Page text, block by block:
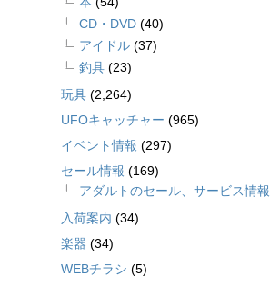
CD・DVD (40)
アイドル (37)
釣具 (23)
玩具 (2,264)
UFOキャッチャー (965)
イベント情報 (297)
セール情報 (169)
アダルトのセール、サービス情報
入荷案内 (34)
楽器 (34)
WEBチラシ (5)